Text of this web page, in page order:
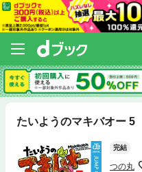
たいようのマキバオー 5
完結
つの丸